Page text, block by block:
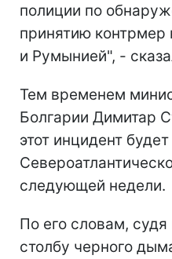
полиции по
принятию контрмер
и Румынией", -
Тем временем
Болгарии Димитар
этот инцидент
следующей недели.
По его словам,
столбу черного